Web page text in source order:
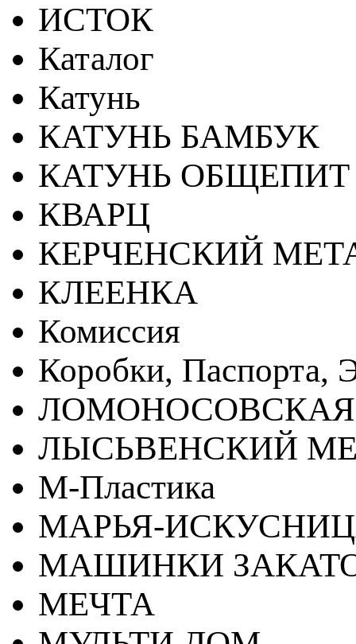
ИСТОК
Каталог
Катунь
КАТУНЬ БАМБУК
КАТУНЬ ОБЩЕПИТ
КВАРЦ
КЕРЧЕНСКИЙ
КЛЕЕНКА
Комиссия
Коробки, Паспорта,
ЛЫСЬВЕНСКИЙ
М-Пластика
МАРЬЯ-
МАШИНКИ
МЕЧТА